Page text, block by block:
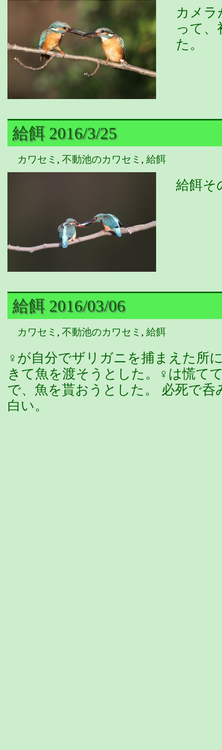
カメ
って、
た。
給餌 2016/3/25
カワセミ , 不動池のカワセミ , 給餌
給餌
給餌 2016/03/06
カワセミ , 不動池のカワセミ , 給餌
♀が自分でザリガニを捕まえた所
きて魚を渡そうとした。♀は慌て
で、魚を貰おうとした。 必死で
白い。